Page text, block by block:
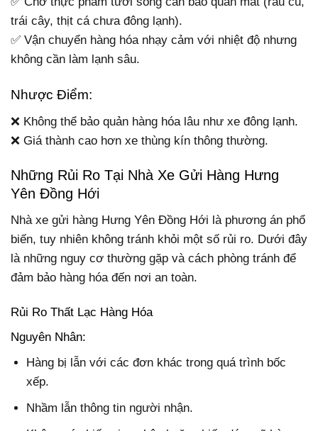
trái cây, thịt cá chưa đông lạnh).
✅ Vận chuyển hàng hóa nhạy cảm với nhiệt độ nhưng
không cần làm lạnh sâu.
Nhược Điểm:
❌ Không thể bảo quản hàng hóa lâu như xe đông lạnh.
❌ Giá thành cao hơn xe thùng kín thông thường.
Những Rủi Ro Tại Nhà Xe Gửi Hàng Hưng
Yên Đồng Hới
Nhà xe gửi hàng Hưng Yên Đồng Hới là phương án phổ
biến, tuy nhiên không tránh khỏi một số rủi ro. Dưới đây
là những nguy cơ thường gặp và cách phòng tránh để
đảm bảo hàng hóa đến nơi an toàn.
Rủi Ro Thất Lạc Hàng Hóa
Nguyên Nhân:
Hàng bị lẫn với các đơn khác trong quá trình bốc
xếp.
Nhầm lẫn thông tin người nhận.